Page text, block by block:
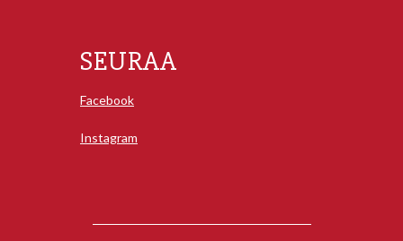
SEURAA
Facebook
Instagram